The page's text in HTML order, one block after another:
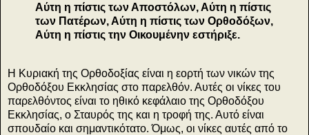
Αύτη η πίστις των Αποστόλων, Αύτη η πίστις
των Πατέρων, Αύτη η πίστις των Ορθοδόξων,
Αύτη η πίστις την Οικουμένην εστήριξε.
Η Κυριακή της Ορθοδοξίας είναι η εορτή των νικών της
Ορθοδόξου Εκκλησίας στο παρελθόν. Αυτές οι νίκες του
παρελθόντος είναι το ηθικό κεφάλαιο της Ορθοδόξου
Εκκλησίας, ο Σταυρός της και η τροφή της. Αυτό είναι
σπουδαίο και σημαντικότατο. Όμως, οι νίκες αυτές από το